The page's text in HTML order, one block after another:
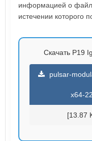
информацией о
истечении которого
Скачать P19
pulsar-
x64-
[13.87